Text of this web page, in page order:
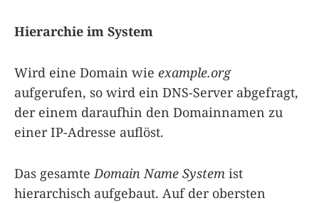
Hierarchie im System
Wird eine Domain wie example.org
aufgerufen, so wird ein DNS-Server abgefragt,
der einem daraufhin den Domainnamen zu
einer IP-Adresse auflöst.
Das gesamteDomain Name System ist
hierarchisch aufgebaut. Auf der obersten